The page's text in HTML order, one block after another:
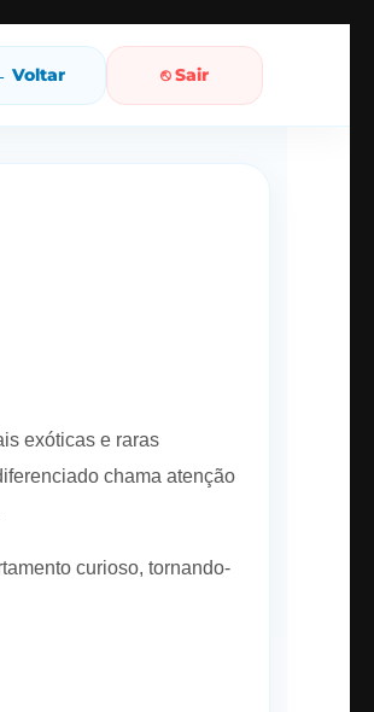
Voltar ⎋ Sair
exóticas e raras
chama atenção
curioso, tornando-